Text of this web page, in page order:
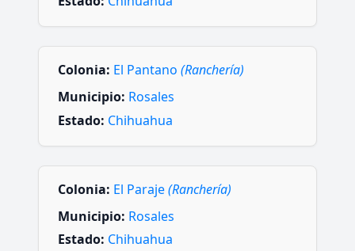
Colonia: El Pantano (Ranchería)
Municipio: Rosales
Estado: Chihuahua
Colonia: El Paraje(Ranchería)
Municipio: Rosales
Estado: Chihuahua